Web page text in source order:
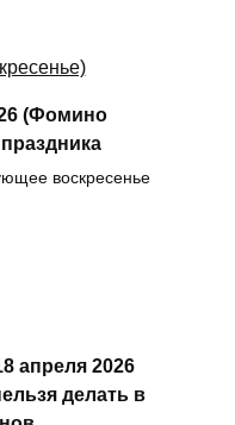
(Фомино
воскресенье
апреля 2026
делать в